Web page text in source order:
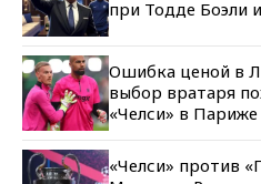
при Тодде Боэли
Ошибка ценой в
выбор вратаря
«Челси» в Париже
«Челси» против